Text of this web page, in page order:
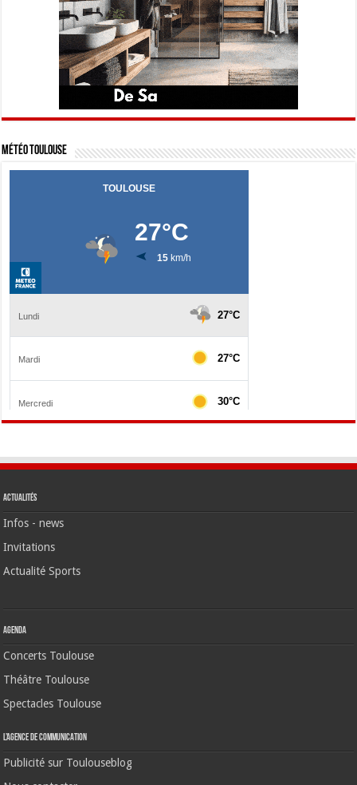
Météo Toulouse
Actualités
Infos - news
Invitations
Actualité Sports
Agenda
Concerts Toulouse
Théâtre Toulouse
Spectacles Toulouse
L’agence de communication
Publicité sur Toulouseblog